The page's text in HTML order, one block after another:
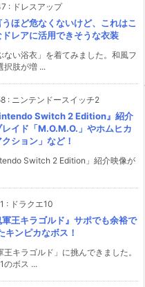
: ドレスアップ
うほど危なくないけど、これはこ
レアに活用できそうな衣装
ない浴衣」を着てみました。和風フ
択肢が増 ...
: ニンテンドースイッチ2
Switch 2 Edition』紹介
イド「M.O.M.O.」やホムヒカ
ション」など！
Switch 2 Edition」紹介映像が
: ドラクエ10
王キラゴルド』サポでも余裕で
キンピカなボス！
キラゴルド」に挑んできました。
のボス ...